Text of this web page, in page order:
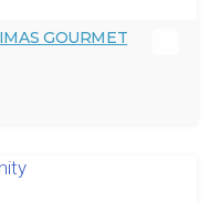
GOURMET